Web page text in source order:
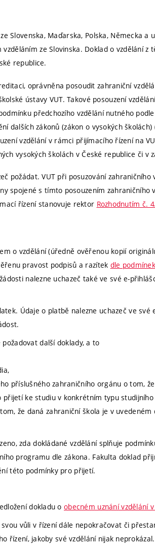
Slovenska, Maďarska, Polska, Německa a
ze Slovinska. Doklad o vzdělání z
republice.
oprávněna posoudit zahraniční
ústavy VUT. Takové posouzení
předchozího vzdělání nutného
dalších zákonů (zákon o vysokých školách)
vzdělání v rámci přijímacího řízení na
vysokých školách v České republice či v
požádat. VUT při posuzování zahraničního
spojené s tímto posouzením zahraničního
řízení stanovuje rektor Rozhodnutím č.
o vzdělání (úředně ověřenou kopií
pravost podpisů a razítek dle
nalezne uchazeč také ve své e-
Údaje o platbě nalezne uchazeč ve své
další doklady, a to
příslušného zahraničního orgánu o tom,
ke studiu v konkrétním typu
že daná zahraniční škola je v uvedeném
zda dokládané vzdělání splňuje
programu dle zákona. Fakulta doklad
této podmínky pro přijetí.
dokladu oobecném uznání vzdělání
vůli v řízení dále nepokračovat či
řízení, jakoby své vzdělání nijak neprokázal.